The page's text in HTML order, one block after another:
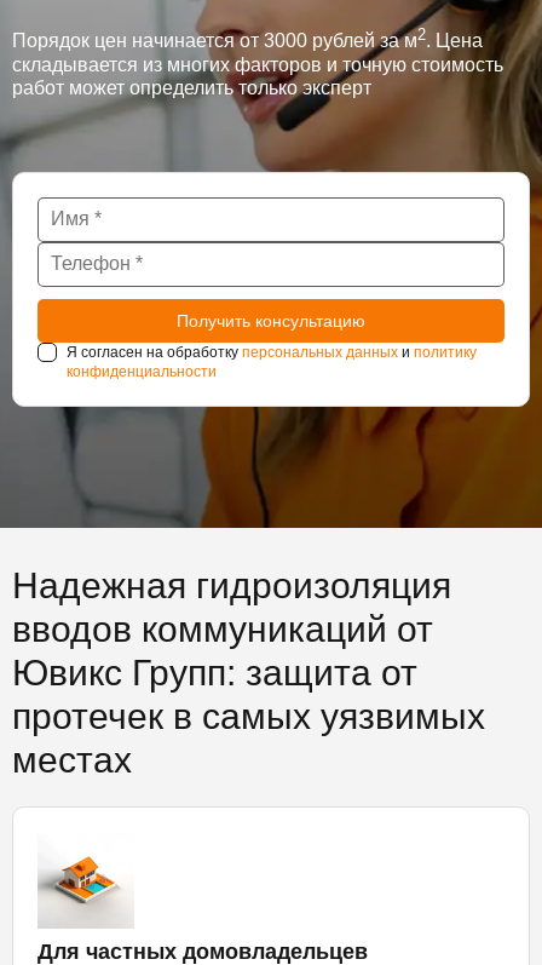
Порядок цен начинается от 3000 рублей за м2. Цена
складывается из многих факторов и точную стоимость
работ может определить только эксперт
Я согласен на обработку персональных данных и политику
конфиденциальности
Надежная гидроизоляция
вводов коммуникаций от
Ювикс Групп: защита от
протечек в самых уязвимых
местах
Для частных домовладельцев